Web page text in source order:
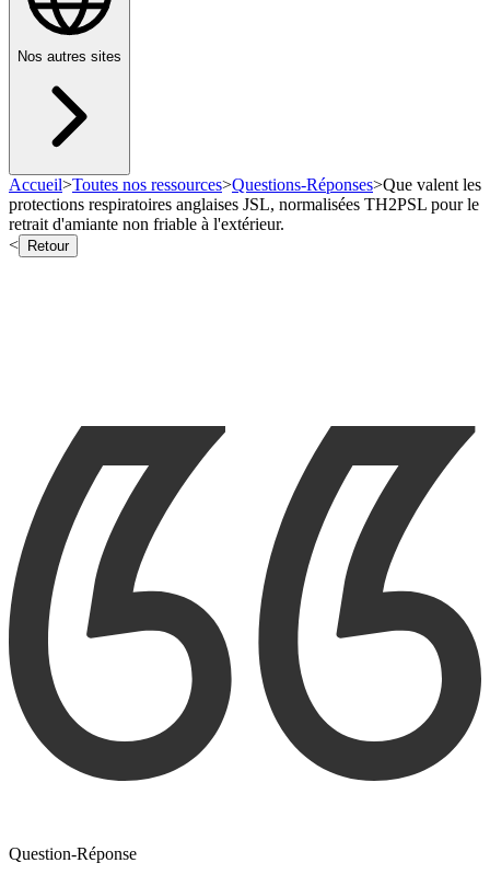
Nos autres sites
Accueil>Toutes nos ressources>Questions-Réponses>Que valent les
protections respiratoires anglaises JSL, normalisées TH2PSL pour le
retrait d'amiante non friable à l'extérieur.
<
Retour
Question-Réponse